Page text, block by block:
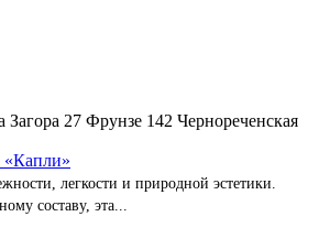
Загора 27 Фрунзе 142 Чернореченская
легкости и природной эстетики.
составу, эта...